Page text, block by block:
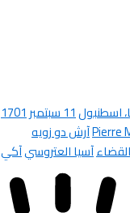
اسطنبول11 سبتمبر 1701
Pierreآرش دو زويه
آسيا العتروسيآكي